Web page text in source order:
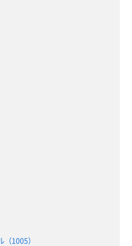
1005）